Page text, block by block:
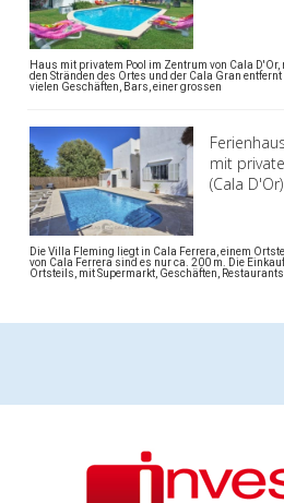
Haus mit privatem Pool im Zentrum von Cala
den Stränden des Ortes und der Cala Gran
vielen Geschäften, Bars, einer grossen
mit
(Cala D'Or)
Die Villa Fleming liegt in Cala Ferrera, einem
von Cala Ferrera sind es nur ca. 200 m. Die
Ortsteils, mit Supermarkt, Geschäften,